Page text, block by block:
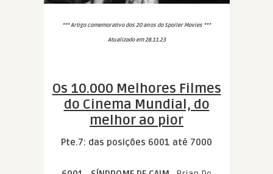
*** Artigo comemorativo dos 20 anos do Spoiler Movies ***
Atualizado em 28.11.23
Os 10.000 Melhores Filmes
do Cinema Mundial, do
melhor ao pior
Pte.7: das posições 6001 até 7000